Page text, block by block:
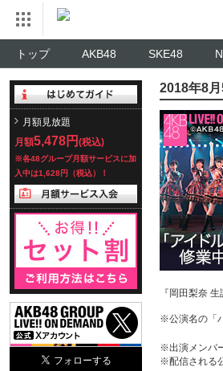
トップ AKB48 SKE48
月額見放題
月額5,478円 (税込)
※各48グループ月額サービスに加
入中は1,628円（税込）！
2018年8
『岡田梨奈 生
※公演名の「
※出演メンバ
※配信される